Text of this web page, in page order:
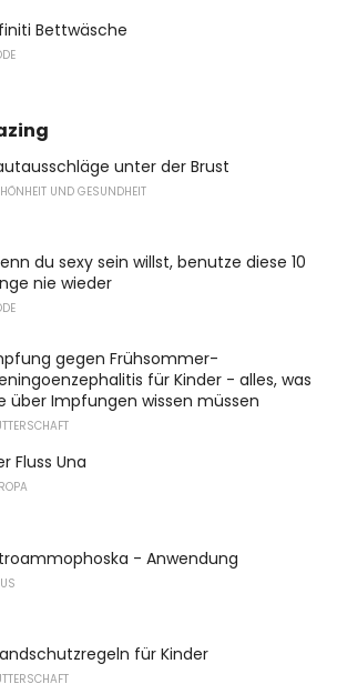
Bettwäsche
unter der Brust
UND GESUNDHEIT
du sexy sein willst, benutze diese 10
nie wieder
gegen Frühsommer-
für Kinder - alles, was
über Impfungen wissen müssen
Fluss Una
- Anwendung
für Kinder